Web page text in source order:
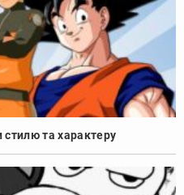
стилю та характеру